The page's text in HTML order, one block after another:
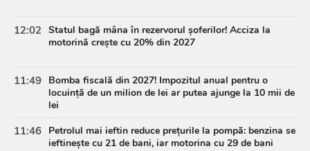
12:02 Statul bagă mâna în rezervorul șoferilor! Acciza la
motorină crește cu 20% din 2027
11:49 Bomba fiscală din 2027! Impozitul anual pentru o
locuință de un milion de lei ar putea ajunge la 10 mii de
lei
11:46 Petrolul mai ieftin reduce prețurile la pompă: benzina se
ieftinește cu 21 de bani, iar motorina cu 29 de bani